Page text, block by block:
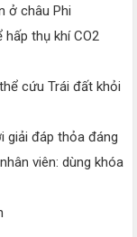
ở châu Phi
thụ khí CO2
cứu Trái đất khỏi
giải đáp thỏa đáng
viên: dùng khóa